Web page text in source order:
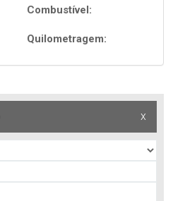
Combustível:
Quilometragem:
x